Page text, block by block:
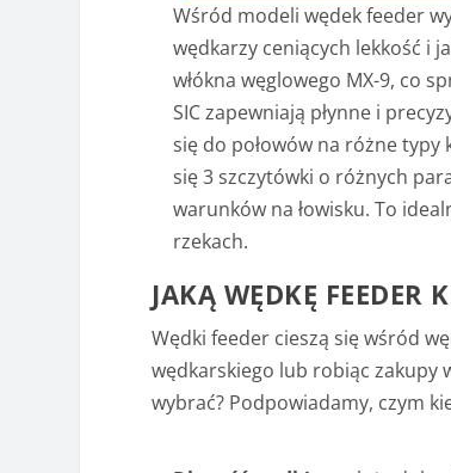
Wśród modeli wędek feeder
wędkarzy ceniących lekkość i
włókna węglowego MX-9, co
SIC zapewniają płynne i
się do połowów na różne
się 3 szczytówki o różnych
warunków na łowisku. To
rzekach.
JAKĄ WĘDKĘ FEEDER
Wędki feeder cieszą się wśród
wędkarskiego lub robiąc zakupy
wybrać? Podpowiadamy, czym